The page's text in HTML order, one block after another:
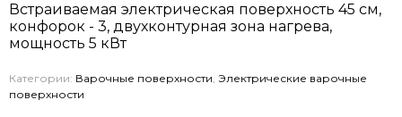
Встраиваемая электрическая поверхность 45 см,
конфорок - 3, двухконтурная зона нагрева,
мощность 5 кВт
Категории: Варочные поверхности, Электрические варочные
поверхности